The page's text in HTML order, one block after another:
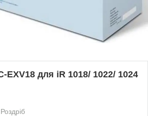
EXV18 для iR 1018/ 1022/ 1024
Роздріб